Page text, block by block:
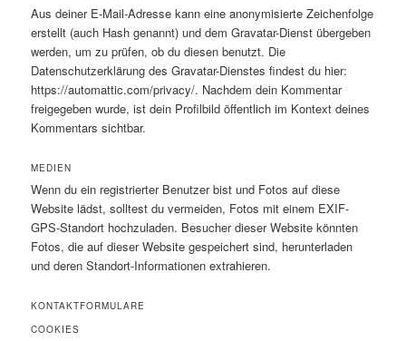
Aus deiner E-Mail-Adresse kann eine anonymisierte Zeichenfolge
erstellt (auch Hash genannt) und dem Gravatar-Dienst übergeben
werden, um zu prüfen, ob du diesen benutzt. Die
Datenschutzerklärung des Gravatar-Dienstes findest du hier:
https://automattic.com/privacy/. Nachdem dein Kommentar
freigegeben wurde, ist dein Profilbild öffentlich im Kontext deines
Kommentars sichtbar.
MEDIEN
Wenn du ein registrierter Benutzer bist und Fotos auf diese
Website lädst, solltest du vermeiden, Fotos mit einem EXIF-
GPS-Standort hochzuladen. Besucher dieser Website könnten
Fotos, die auf dieser Website gespeichert sind, herunterladen
und deren Standort-Informationen extrahieren.
KONTAKTFORMULARE
COOKIES